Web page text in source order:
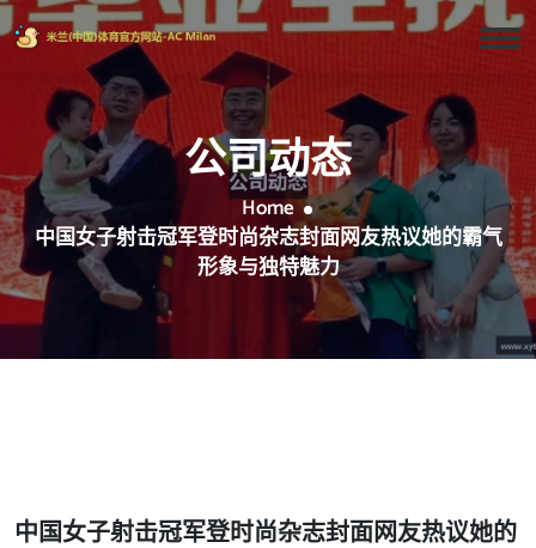
公司动态
Home
中国女子射击冠军登时尚杂志封面网友热议她的霸气
形象与独特魅力
中国女子射击冠军登时尚杂志封面网友热议她的